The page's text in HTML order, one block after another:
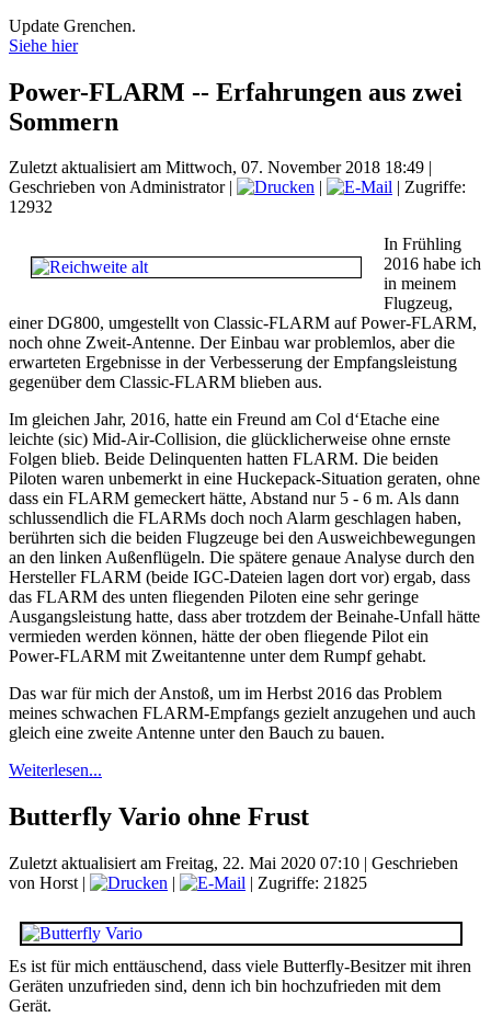
Update Grenchen.
Siehe hier
Power-FLARM -- Erfahrungen aus zwei
Sommern
Zuletzt aktualisiert am Mittwoch, 07. November 2018 18:49 |
Geschrieben von Administrator| |
| Zugriffe:
12932
In Frühling
2016 habe ich
in meinem
Flugzeug,
einer DG800, umgestellt von Classic-FLARM auf Power-FLARM,
noch ohne Zweit-Antenne. Der Einbau war problemlos, aber die
erwarteten Ergebnisse in der Verbesserung der Empfangsleistung
gegenüber dem Classic-FLARM blieben aus.
Im gleichen Jahr, 2016, hatte ein Freund am Col d‘Etache eine
leichte (sic) Mid-Air-Collision, die glücklicherweise ohne ernste
Folgen blieb. Beide Delinquenten hatten FLARM. Die beiden
Piloten waren unbemerkt in eine Huckepack-Situation geraten, ohne
dass ein FLARM gemeckert hätte, Abstand nur 5 - 6 m. Als dann
schlussendlich die FLARMs doch noch Alarm geschlagen haben,
berührten sich die beiden Flugzeuge bei den Ausweichbewegungen
an den linken Außenflügeln. Die spätere genaue Analyse durch den
Hersteller FLARM (beide IGC-Dateien lagen dort vor) ergab, dass
das FLARM des unten fliegenden Piloten eine sehr geringe
Ausgangsleistung hatte, dass aber trotzdem der Beinahe-Unfall hätte
vermieden werden können, hätte der oben fliegende Pilot ein
Power-FLARM mit Zweitantenne unter dem Rumpf gehabt.
Das war für mich der Anstoß, um im Herbst 2016 das Problem
meines schwachen FLARM-Empfangs gezielt anzugehen und auch
gleich eine zweite Antenne unter den Bauch zu bauen.
Weiterlesen...
Butterfly Vario ohne Frust
Zuletzt aktualisiert am Freitag, 22. Mai 2020 07:10 | Geschrieben
von Horst | | | Zugriffe: 21825
Es ist für mich enttäuschend, dass viele Butterfly-Besitzer mit ihren
Geräten unzufrieden sind, denn ich bin hochzufrieden mit dem
Gerät.